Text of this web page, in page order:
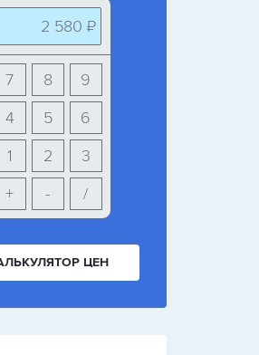
(Саратовская обл)
менеджеру Александру
менеджеру Александру, за то что проявил
действительно нам были нужны.
хотел заказать обычные пластиковые
2 580 ₽
9
8
7
6
5
4
3
2
1
+
- /
ЦЕН